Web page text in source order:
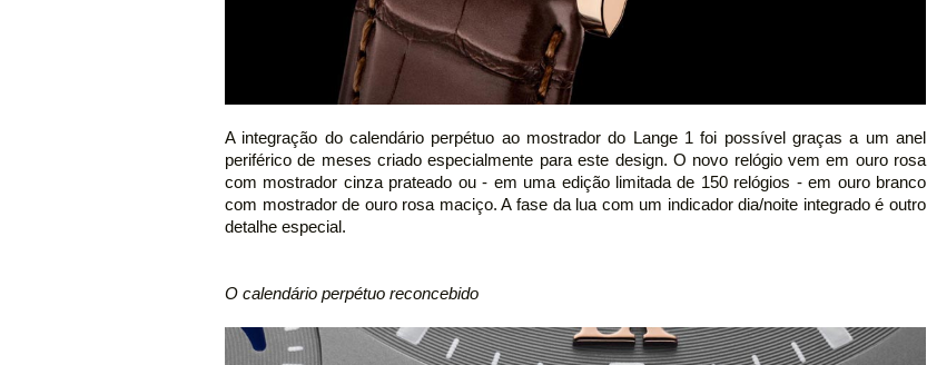
A integração do calendário perpétuo ao mostrador do Lange 1 foi possível graças a um anel
periférico de meses criado especialmente para este design. O novo relógio vem em ouro rosa
com mostrador cinza prateado ou - em uma edição limitada de 150 relógios - em ouro branco
com mostrador de ouro rosa maciço. A fase da lua com um indicador dia/noite integrado é outro
detalhe especial.
O calendário perpétuo reconcebido